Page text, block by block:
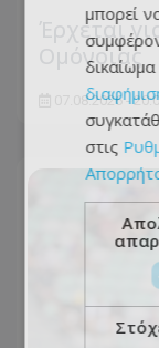
Έρχεται
Ομόνοιας
07.08.2026 -
μπορεί
στις